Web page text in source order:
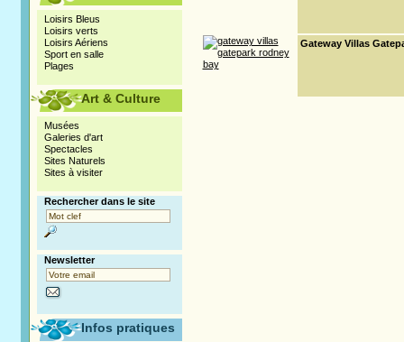
Gateway Villas
Loisirs Bleus
Loisirs verts
Loisirs Aériens
Sport en salle
Plages
Art & Culture
Musées
Galeries d'art
Spectacles
Sites Naturels
Sites à visiter
Rechercher dans le site
Newsletter
Infos pratiques